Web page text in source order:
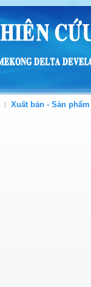
Xuất bản - Sản phẩm